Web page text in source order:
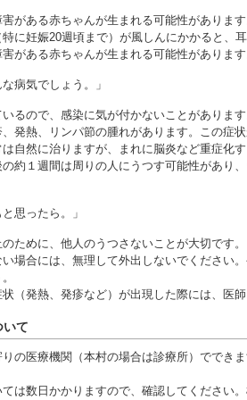
がある赤ちゃんが生まれる可能性があります
に妊娠20週頃まで）が風しんにかかると、
がある赤ちゃんが生まれる可能性があります
病気でしょう。」
るので、感染に気が付かないことがあります
発熱、リンパ節の腫れがあります。この症
自然に治りますが、まれに脳炎など重症化す
約１週間は周りの人にうつす可能性があり
思ったら。」
ために、他人のうつさないことが大切です。
場合には、無理して外出しないでください
（発熱、発疹など）が出現した際には、医師
いて
の医療機関（本村の場合は診療所）ででき
は数日かかりますので、確認してください。